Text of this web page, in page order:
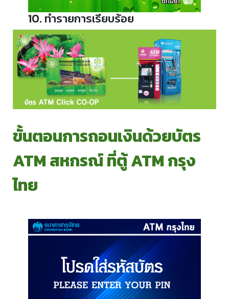
10. ทำรายการเรียบร้อย
ขั้นตอนการถอนเงินด้วยบัตร
ATM สหกรณ์ ที่ตู้ ATM กรุง
ไทย